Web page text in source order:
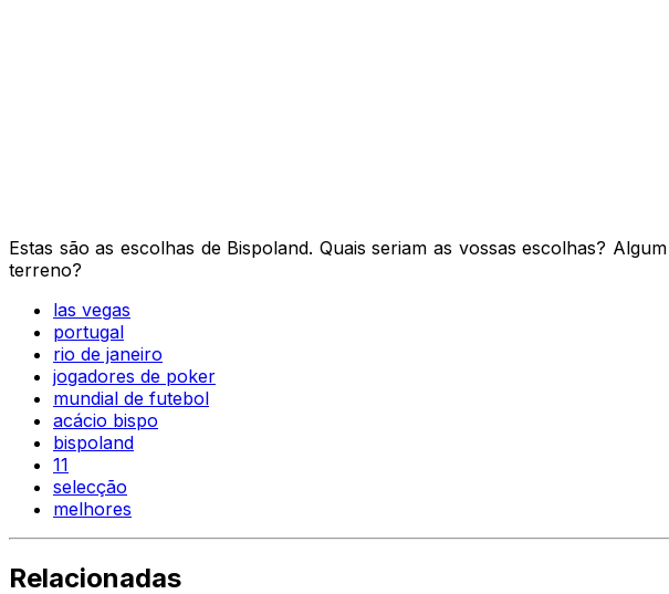
Estas são as escolhas de Bispoland. Quais seriam as vossas escolhas?
terreno?
las vegas
portugal
rio de janeiro
jogadores de poker
mundial de futebol
acácio bispo
bispoland
11
selecção
melhores
Relacionadas